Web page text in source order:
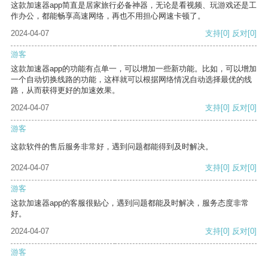
这款加速器app简直是居家旅行必备神器，无论是看视频、玩游戏还是工
作办公，都能畅享高速网络，再也不用担心网速卡顿了。
2024-04-07
支持[0] 反对[0]
游客
这款加速器app的功能有点单一，可以增加一些新功能。比如，可以增加
一个自动切换线路的功能，这样就可以根据网络情况自动选择最优的线
路，从而获得更好的加速效果。
2024-04-07
支持[0] 反对[0]
游客
这款软件的售后服务非常好，遇到问题都能得到及时解决。
2024-04-07 支持[0] 反对[0]
游客
这款加速器app的客服很贴心，遇到问题都能及时解决，服务态度非常
好。
2024-04-07
支持[0] 反对[0]
游客